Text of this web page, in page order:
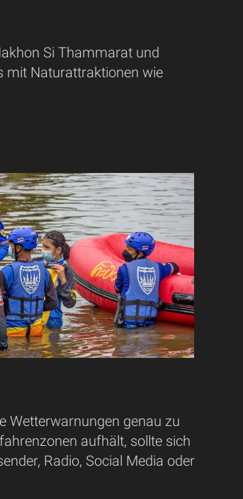
Si Thammarat und
mit Naturattraktionen wie
Wetterwarnungen genau zu
aufhält, sollte sich
Radio, Social Media oder